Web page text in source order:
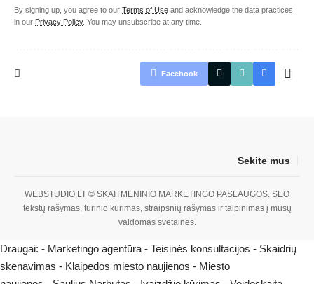
By signing up, you agree to our Terms of Use and acknowledge the data practices
in our Privacy Policy. You may unsubscribe at any time.
Facebook
Sekite mus
WEBSTUDIO.LT © SKAITMENINIO MARKETINGO PASLAUGOS. SEO
tekstų rašymas, turinio kūrimas, straipsnių rašymas ir talpinimas į mūsų
valdomas svetaines.
Draugai: - Marketingo agentūra - Teisinės konsultacijos - Skaidrių
skenavimas - Klaipedos miesto naujienos - Miesto